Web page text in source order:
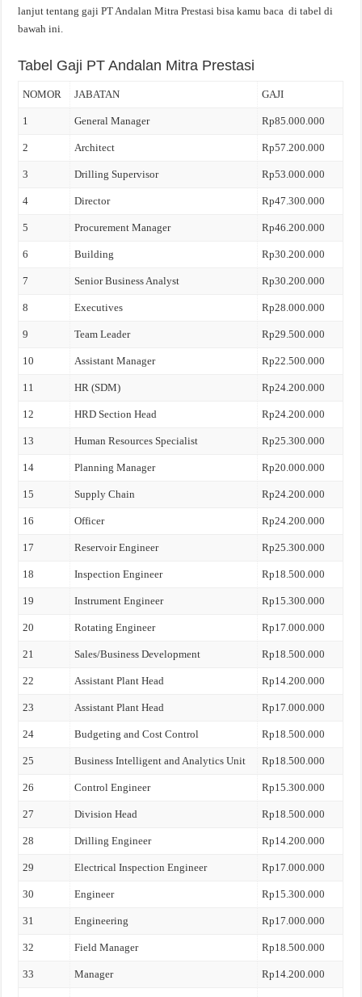
lanjut tentang gaji PT Andalan Mitra Prestasi bisa kamu baca di tabel di
bawah ini.
Tabel Gaji PT Andalan Mitra Prestasi
NOMOR JABATAN GAJI
1 General Manager Rp85.000.000
2 Architect Rp57.200.000
3 Drilling Supervisor Rp53.000.000
4 Director Rp47.300.000
5 Procurement Manager Rp46.200.000
6 Building Rp30.200.000
7 Senior Business Analyst Rp30.200.000
8 Executives Rp28.000.000
9 Team Leader Rp29.500.000
10 Assistant Manager Rp22.500.000
11 HR (SDM) Rp24.200.000
12 HRD Section Head Rp24.200.000
13 Human Resources Specialist Rp25.300.000
14 Planning Manager Rp20.000.000
15 Supply Chain Rp24.200.000
16 Officer Rp24.200.000
17 Reservoir Engineer Rp25.300.000
18 Inspection Engineer Rp18.500.000
19 Instrument Engineer Rp15.300.000
20 Rotating Engineer Rp17.000.000
21 Sales/Business Development Rp18.500.000
22 Assistant Plant Head Rp14.200.000
23 Assistant Plant Head Rp17.000.000
24 Budgeting and Cost Control Rp18.500.000
25 Business Intelligent and Analytics Unit Rp18.500.000
26 Control Engineer Rp15.300.000
27 Division Head Rp18.500.000
28 Drilling Engineer Rp14.200.000
29 Electrical Inspection Engineer Rp17.000.000
30 Engineer Rp15.300.000
31 Engineering Rp17.000.000
32 Field Manager Rp18.500.000
33 Manager Rp14.200.000